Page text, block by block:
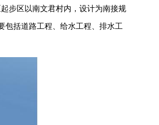
步区以南文君村内，设计为南接规
包括道路工程、给水工程、排水工